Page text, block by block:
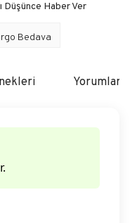
Düşünce Haber Ver
Bedava
Yorumlar